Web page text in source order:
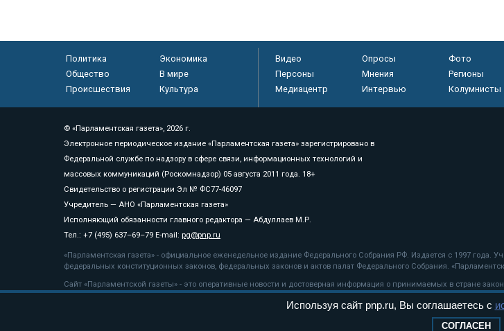
Политика
Экономика
Общество
В мире
Происшествия
Культура
Видео Опросы
Фото
Персоны
Мнения
Регионы
Медиацентр
Интервью Колумнисты
© «Парламентская газета», 2026 г.
Электронное периодическое издание «Парламентская газета» зарегистрировано в
Федеральной службе по надзору в сфере связи, информационных технологий и
массовых коммуникаций (Роскомнадзор) 05 августа 2011 года. 18+
Свидетельство о регистрации Эл № ФС77-46097
Учредитель — АНО «Парламентская газета»
Исполняющий обязанности главного редактора — Абдуллаев М.Р.
Тел.: +7 (495) 637–69–79 E-mail: pg@pnp.ru
«Парламентская газета» - официальное еженедельное издание Федерального Собрания РФ. Издается с 1997
федеральных конституционных законов, федеральных законов и актов палат Федерального Собрания.
Сайт «Парламентской газеты» - это оперативные новости и достоверная информация о принимаемых в стране
«Парламентской газеты» активная ссылка на pnp.ru обязательна.
рекомендательные технологии
Используя сайт pnp.ru, Вы соглашаетесь с
СОГЛАСЕН